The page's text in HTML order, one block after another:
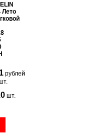
Лето
рублей
шт.